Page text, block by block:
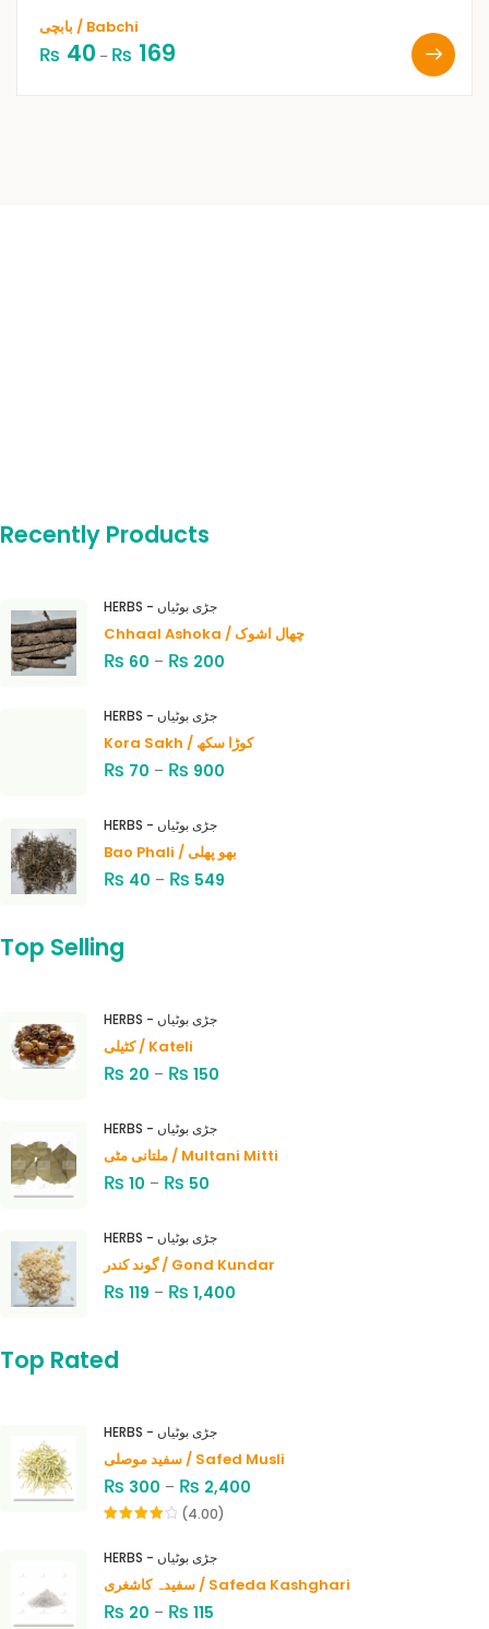
بابچی / Babchi
₨ 40 – ₨ 169
Recently Products
HERBS - جڑی بوٹیاں
Chhaal Ashoka / چھال اشوک
₨ 60 – ₨ 200
HERBS - جڑی بوٹیاں
Kora Sakh / کوڑا سکھ
₨ 70 – ₨ 900
HERBS - جڑی بوٹیاں
Bao Phali / بھو پھلی
₨ 40 – ₨ 549
Top Selling
HERBS - جڑی بوٹیاں
کٹیلی / Kateli
₨ 20 – ₨ 150
HERBS - جڑی بوٹیاں
ملتانی مٹی / Multani Mitti
₨ 10 – ₨ 50
HERBS - جڑی بوٹیاں
گوند کندر / Gond Kundar
₨ 119 – ₨ 1,400
Top Rated
HERBS - جڑی بوٹیاں
سفید موصلی / Safed Musli
₨ 300 – ₨ 2,400
of 5
(4.00)
HERBS - جڑی بوٹیاں
سفیدہ کاشغری / Safeda Kashghari
₨ 20 – ₨ 115